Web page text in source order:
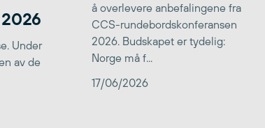
Under
av de
å overlevere anbefalingene fra
CCS-rundebordskonferansen
2026. Budskapet er tydelig:
Norge må f...
17/06/2026